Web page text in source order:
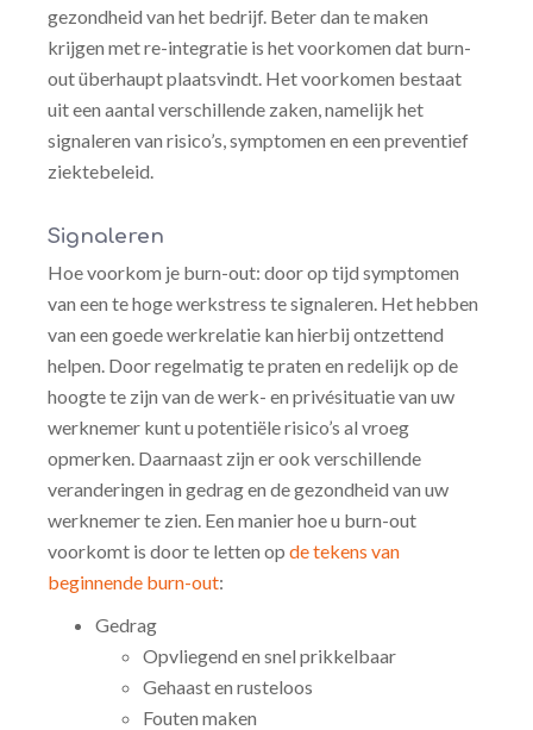
gezondheid van het bedrijf. Beter dan te maken
krijgen met re-integratie is het voorkomen dat burn-
out überhaupt plaatsvindt. Het voorkomen bestaat
uit een aantal verschillende zaken, namelijk het
signaleren van risico’s, symptomen en een preventief
ziektebeleid.
Signaleren
Hoe voorkom je burn-out: door op tijd symptomen
van een te hoge werkstress te signaleren. Het hebben
van een goede werkrelatie kan hierbij ontzettend
helpen. Door regelmatig te praten en redelijk op de
hoogte te zijn van de werk- en privésituatie van uw
werknemer kunt u potentiële risico’s al vroeg
opmerken. Daarnaast zijn er ook verschillende
veranderingen in gedrag en de gezondheid van uw
werknemer te zien. Een manier hoe u burn-out
voorkomt is door te letten op de tekens van
beginnende burn-out:
Gedrag
Opvliegend en snel prikkelbaar
Gehaast en rusteloos
Fouten maken